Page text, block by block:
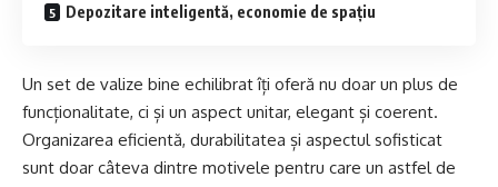
Depozitare inteligentă, economie de spațiu
Un set de valize bine echilibrat îți oferă nu doar un plus de
funcționalitate, ci și un aspect unitar, elegant și coerent.
Organizarea eficientă, durabilitatea și aspectul sofisticat
sunt doar câteva dintre motivele pentru care un astfel de